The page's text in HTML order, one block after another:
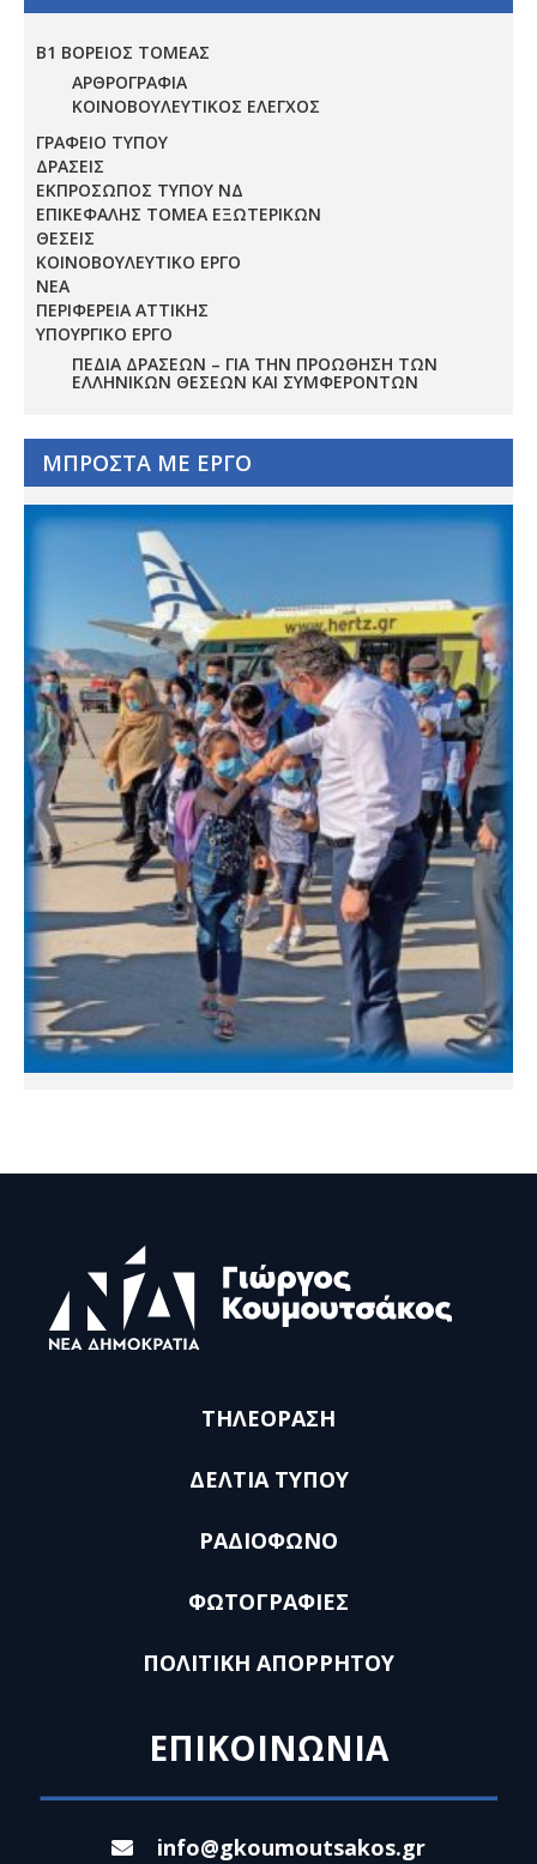
Β1 ΒΟΡΕΙΟΣ ΤΟΜΕΑΣ
ΑΡΘΡΟΓΡΑΦΙΑ
ΚΟΙΝΟΒΟΥΛΕΥΤΙΚΟΣ ΕΛΕΓΧΟΣ
ΓΡΑΦΕΙΟ ΤΥΠΟΥ
ΔΡΑΣΕΙΣ
ΕΚΠΡΟΣΩΠΟΣ ΤΥΠΟΥ ΝΔ
ΕΠΙΚΕΦΑΛΗΣ ΤΟΜΕΑ ΕΞΩΤΕΡΙΚΩΝ
ΘΕΣΕΙΣ
ΚΟΙΝΟΒΟΥΛΕΥΤΙΚΟ ΕΡΓΟ
ΝΕΑ
ΠΕΡΙΦΕΡΕΙΑ ΑΤΤΙΚΗΣ
ΥΠΟΥΡΓΙΚΟ ΕΡΓΟ
ΠΕΔΊΑ ΔΡΆΣΕΩΝ – ΓΙΑ ΤΗΝ ΠΡΟΏΘΗΣΗ ΤΩΝ
ΕΛΛΗΝΙΚΏΝ ΘΈΣΕΩΝ ΚΑΙ ΣΥΜΦΕΡΌΝΤΩΝ
ΜΠΡΟΣΤΑ ΜΕ ΕΡΓΟ
ΤΗΛΕΟΡΑΣΗ
ΔΕΛΤΙΑ ΤΥΠΟΥ
ΡΑΔΙΟΦΩΝΟ
ΦΩΤΟΓΡΑΦΙΕΣ
ΠΟΛΙΤΙΚΗ ΑΠΟΡΡΗΤΟΥ
ΕΠΙΚΟΙΝΩΝΙΑ
info@gkoumoutsakos.gr